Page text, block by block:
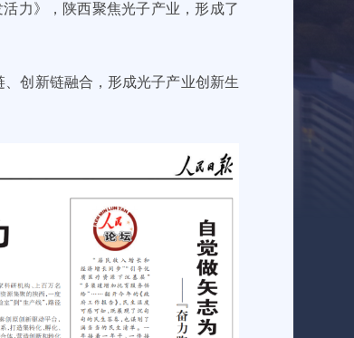
力》，陕西聚焦光子产业，形成了
创新链融合，形成光子产业创新生